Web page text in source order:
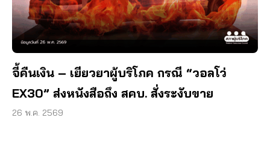
จี้คืนเงิน – เยียวยาผู้บริโภค กรณี “วอลโว่
EX30” ส่งหนังสือถึง สคบ. สั่งระงับขาย
26 พ.ค. 2569